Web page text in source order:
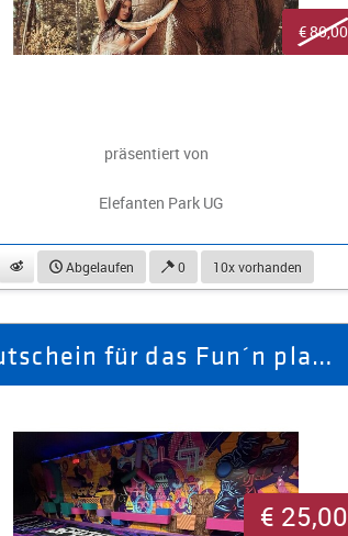
präsentiert von
Elefanten Park UG
beobachtenAbgelaufen 0 10x vorhanden
€ 80,00
Gutschein für das Fun´n play im Wert von 50.- €
€ 25,00